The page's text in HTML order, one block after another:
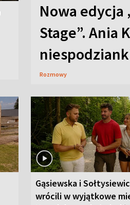
Nowa edycja
Stage”. Ania
Rozmowy
Gąsiewska i
wrócili w wyjątkowe